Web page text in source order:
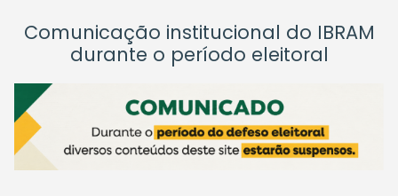
Comunicação institucional do IBRAM
durante o período eleitoral